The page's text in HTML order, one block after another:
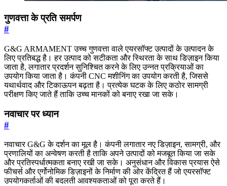
गुणवत्ता के प्रति समर्पण
#
G&G ARMAMENT उच्च गुणवत्ता वाले एयरसॉफ्ट उत्पादों के उत्पादन के
लिए प्रतिबद्ध है। हर उत्पाद को सटीकता और स्थिरता के साथ डिज़ाइन किया
जाता है, लगातार प्रदर्शन सुनिश्चित करने के लिए उन्नत प्रक्रियाओं का
उपयोग किया जाता है। कंपनी CNC मशीनिंग का उपयोग करती है, जिससे
यथार्थवाद और टिकाऊपन बढ़ता है। प्रत्येक घटक के लिए कठोर सामग्री
परीक्षण किए जाते हैं ताकि उच्च मानकों को बनाए रखा जा सके।
नवाचार पर ध्यान
#
नवाचार G&G के दर्शन का मूल है। कंपनी लगातार नए डिज़ाइन, सामग्री, और
प्रणालियों का अन्वेषण करती है ताकि अपने उत्पादों को मजबूत किया जा सके
और प्रतिस्पर्धात्मकता बनाए रखी जा सके। अनुसंधान और विकास प्रयास ऐसे
फीचर्स और एर्गोनोमिक डिज़ाइनों के निर्माण की ओर केंद्रित हैं जो एयरसॉफ्ट
उपयोगकर्ताओं की बदलती आवश्यकताओं को पूरा करते हैं।